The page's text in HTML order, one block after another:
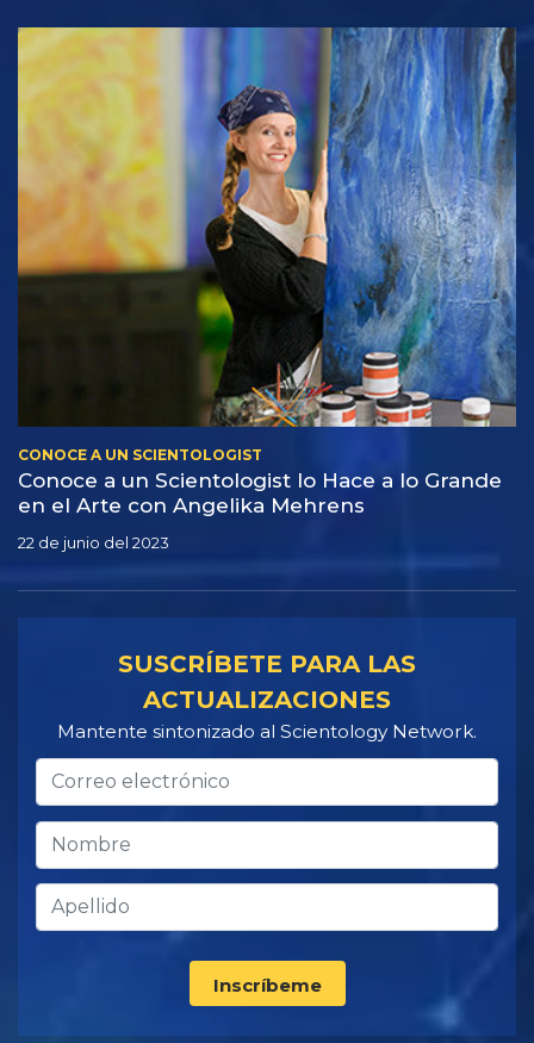
CONOCE A UN SCIENTOLOGIST
Conoce a un Scientologist lo Hace a lo Grande
en el Arte con Angelika Mehrens
22 de junio del 2023
SUSCRÍBETE PARA LAS
ACTUALIZACIONES
Mantente sintonizado al Scientology Network.
Inscríbeme